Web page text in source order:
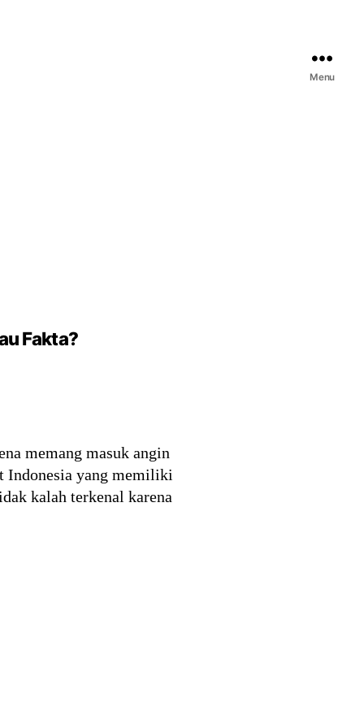
Menu
Fakta?
memang masuk angin
Indonesia yang memiliki
kalah terkenal karena